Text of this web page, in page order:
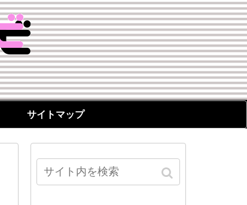
サイトマップ